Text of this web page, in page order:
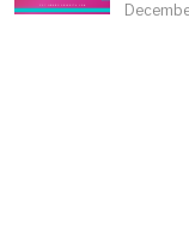
बांधकाम कामगार,कंत्राटदार.